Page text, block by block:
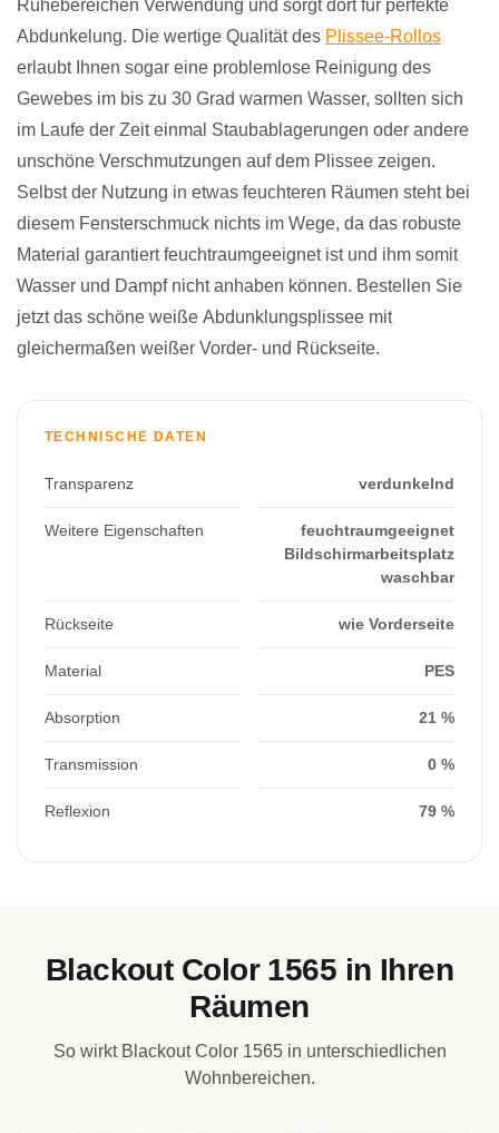
Ruhebereichen Verwendung und sorgt dort für perfekte
Abdunkelung. Die wertige Qualität des Plissee-Rollos
erlaubt Ihnen sogar eine problemlose Reinigung des
Gewebes im bis zu 30 Grad warmen Wasser, sollten sich
im Laufe der Zeit einmal Staubablagerungen oder andere
unschöne Verschmutzungen auf dem Plissee zeigen.
Selbst der Nutzung in etwas feuchteren Räumen steht bei
diesem Fensterschmuck nichts im Wege, da das robuste
Material garantiert feuchtraumgeeignet ist und ihm somit
Wasser und Dampf nicht anhaben können. Bestellen Sie
jetzt das schöne weiße Abdunklungsplissee mit
gleichermaßen weißer Vorder- und Rückseite.
TECHNISCHE DATEN
Transparenz verdunkelnd
Weitere Eigenschaften
feuchtraumgeeignet
Bildschirmarbeitsplatz
waschbar
Rückseite wie Vorderseite
Material PES
Absorption 21 %
Transmission 0 %
Reflexion 79 %
Blackout Color 1565 in Ihren
Räumen
So wirkt Blackout Color 1565 in unterschiedlichen
Wohnbereichen.